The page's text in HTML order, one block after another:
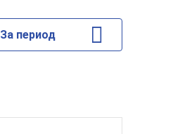
За период